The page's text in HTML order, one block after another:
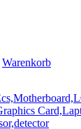
Warenkorb